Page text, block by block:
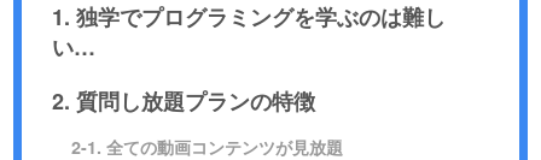
1. 独学でプログラミングを学ぶのは難し
い…
2. 質問し放題プランの特徴
2-1. 全ての動画コンテンツが見放題